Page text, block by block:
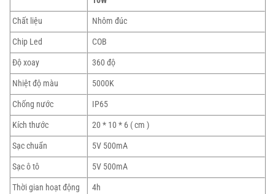
Chất liệu
Nhôm đúc
Chip Led
COB
Độ xoay
360 độ
Nhiệt độ màu
5000K
Chống nước
IP65
Kích thước
20 * 10 * 6 ( cm )
Sạc chuẩn
5V 500mA
Sạc ô tô
5V 500mA
Thời gian hoạt động
4h